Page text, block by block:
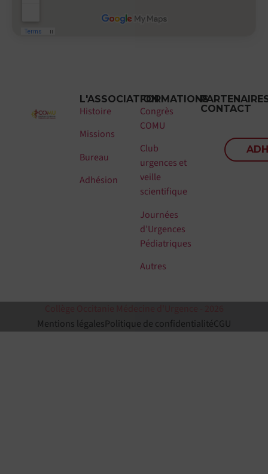
L'ASSOCIATION
Histoire
Missions
Bureau
Adhésion
FORMATIONS
Congrès
COMU
Club
urgences et
veille
scientifique
Journées
d’Urgences
Pédiatriques
Autres
CONTACT
Mentions légalesPolitique de confidentialitéCGU